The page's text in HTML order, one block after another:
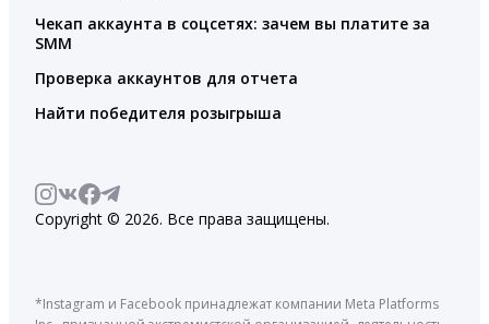
Чекап аккаунта в соцсетях: зачем вы платите за
SMM
Проверка аккаунтов для отчета
Найти победителя розыгрыша
Copyright © 2026. Все права защищены.
*Instagram и Facebook принадлежат компании Meta Platforms